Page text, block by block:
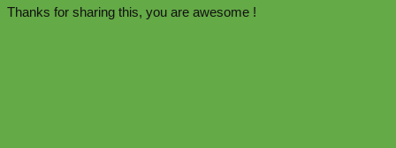
Thanks for sharing this, you are awesome !